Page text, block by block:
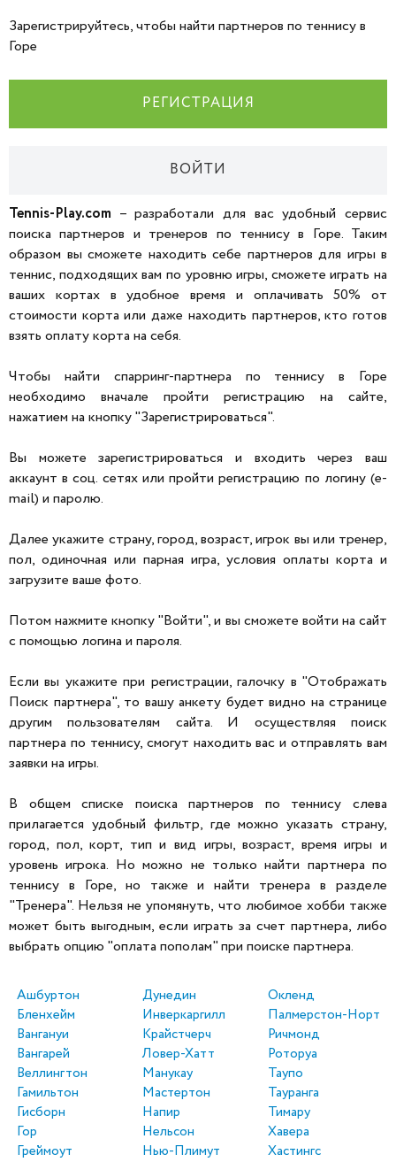
Зарегистрируйтесь, чтобы найти партнеров по теннису в
Горе
РЕГИСТРАЦИЯ
ВОЙТИ
Tennis-Play.com – разработали для вас удобный сервис
поиска партнеров и тренеров по теннису в Горе. Таким
образом вы сможете находить себе партнеров для игры в
теннис, подходящих вам по уровню игры, сможете играть на
ваших кортах в удобное время и оплачивать 50% от
стоимости корта или даже находить партнеров, кто готов
взять оплату корта на себя.
Чтобы найти спарринг-партнера по теннису в Горе
необходимо вначале пройти регистрацию на сайте,
нажатием на кнопку "Зарегистрироваться".
Вы можете зарегистрироваться и входить через ваш
аккаунт в соц. сетях или пройти регистрацию по логину (e-
mail) и паролю.
Далее укажите страну, город, возраст, игрок вы или тренер,
пол, одиночная или парная игра, условия оплаты корта и
загрузите ваше фото.
Потом нажмите кнопку "Войти", и вы сможете войти на сайт
с помощью логина и пароля.
Если вы укажите при регистрации, галочку в "Отображать
Поиск партнера", то вашу анкету будет видно на странице
другим пользователям сайта. И осуществляя поиск
партнера по теннису, смогут находить вас и отправлять вам
заявки на игры.
В общем списке поиска партнеров по теннису слева
прилагается удобный фильтр, где можно указать страну,
город, пол, корт, тип и вид игры, возраст, время игры и
уровень игрока. Но можно не только найти партнера по
теннису в Горе, но также и найти тренера в разделе
"Тренера". Нельзя не упомянуть, что любимое хобби также
может быть выгодным, если играть за счет партнера, либо
выбрать опцию "оплата пополам" при поиске партнера.
Ашбуртон
Бленхейм
Вангануи
Вангарей
Веллингтон
Гамильтон
Гисборн
Гор
Греймоут
Дунедин
Инверкаргилл
Крайстчерч
Ловер-Хатт
Манукау
Мастертон
Напир
Нельсон
Нью-Плимут
Окленд
Палмерстон-Норт
Ричмонд
Роторуа
Таупо
Тауранга
Тимару
Хавера
Хастингс